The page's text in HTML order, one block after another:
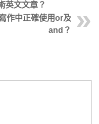
英文文章？
作中正確使用or及
and？